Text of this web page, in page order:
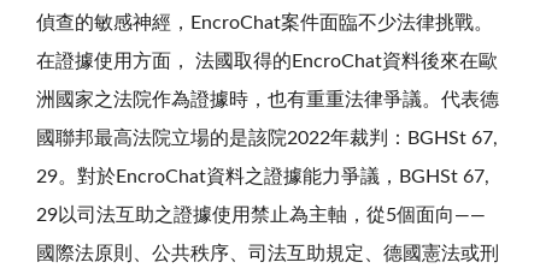
偵查的敏感神經，EncroChat案件面臨不少法律挑戰。
在證據使用方面， 法國取得的EncroChat資料後來在歐
洲國家之法院作為證據時，也有重重法律爭議。代表德
國聯邦最高法院立場的是該院2022年裁判：BGHSt 67,
29。對於EncroChat資料之證據能力爭議，BGHSt 67,
29以司法互助之證據使用禁止為主軸，從5個面向――
國際法原則、公共秩序、司法互助規定、德國憲法或刑